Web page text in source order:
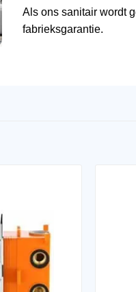
Als ons sanitair wordt
fabrieksgarantie.